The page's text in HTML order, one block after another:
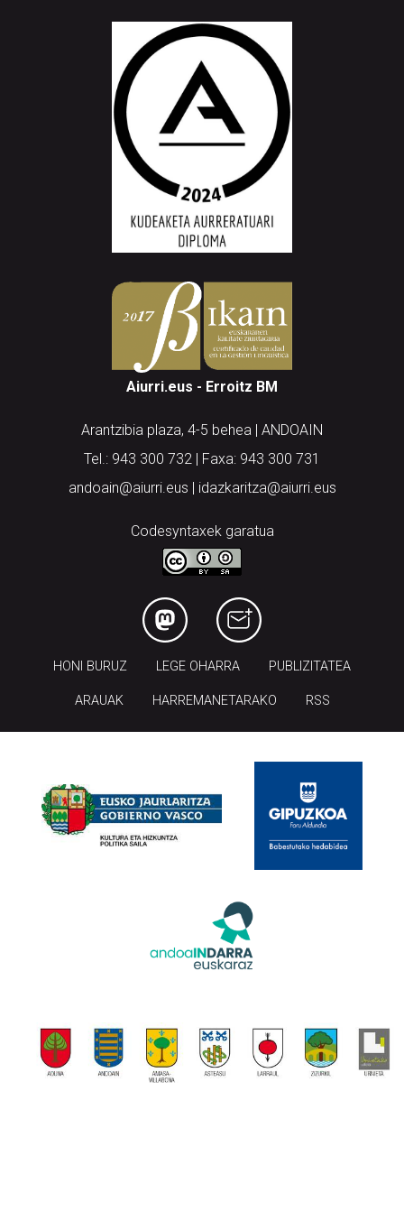
Aiurri.eus - Erroitz BM
Arantzibia plaza, 4-5 behea | ANDOAIN
Tel.: 943 300 732 | Faxa: 943 300 731
andoain@aiurri.eus | idazkaritza@aiurri.eus
Codesyntaxek garatua
HONI BURUZ LEGE OHARRA PUBLIZITATEA
ARAUAK HARREMANETARAKO RSS